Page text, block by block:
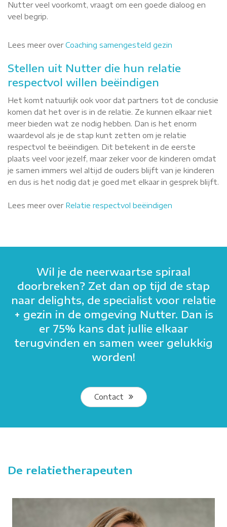
Nutter veel voorkomt, vraagt om een goede dialoog en
veel begrip.
Lees meer overCoaching samengesteld gezin
Stellen uit Nutter die hun relatie
respectvol willen beëindigen
Het komt natuurlijk ook voor dat partners tot de conclusie
komen dat het over is in de relatie. Ze kunnen elkaar niet
meer bieden wat ze nodig hebben. Dan is het enorm
waardevol als je de stap kunt zetten om je relatie
respectvol te beëindigen. Dit betekent in de eerste
plaats veel voor jezelf, maar zeker voor de kinderen omdat
je samen immers wel altijd de ouders blijft van je kinderen
en dus is het nodig dat je goed met elkaar in gesprek blijft.
Lees meer over Relatie respectvol beëindigen
Wil je de neerwaartse spiraal
doorbreken? Zet dan op tijd de stap
naar delights, de specialist voor relatie
+ gezin in de omgeving Nutter. Dan is
er 75% kans dat jullie elkaar
terugvinden en samen weer gelukkig
worden!
Contact
De relatietherapeuten